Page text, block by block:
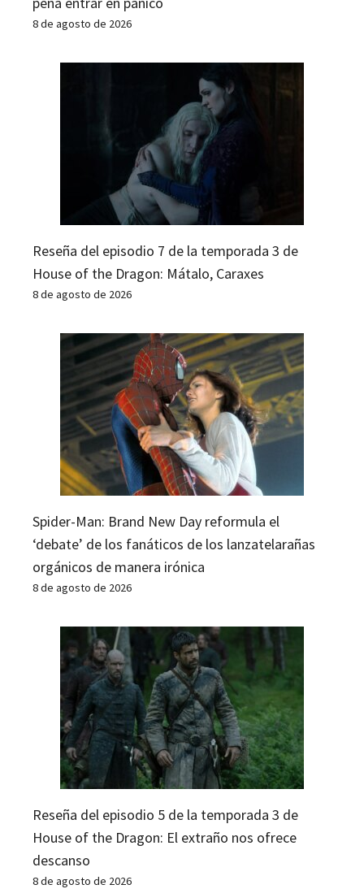
8 de agosto de 2026
Reseña del episodio 7 de la temporada 3 de
House of the Dragon: Mátalo, Caraxes
8 de agosto de 2026
Spider-Man: Brand New Day reformula el
‘debate’ de los fanáticos de los lanzatelarañas
orgánicos de manera irónica
8 de agosto de 2026
Reseña del episodio 5 de la temporada 3 de
House of the Dragon: El extraño nos ofrece
descanso
8 de agosto de 2026